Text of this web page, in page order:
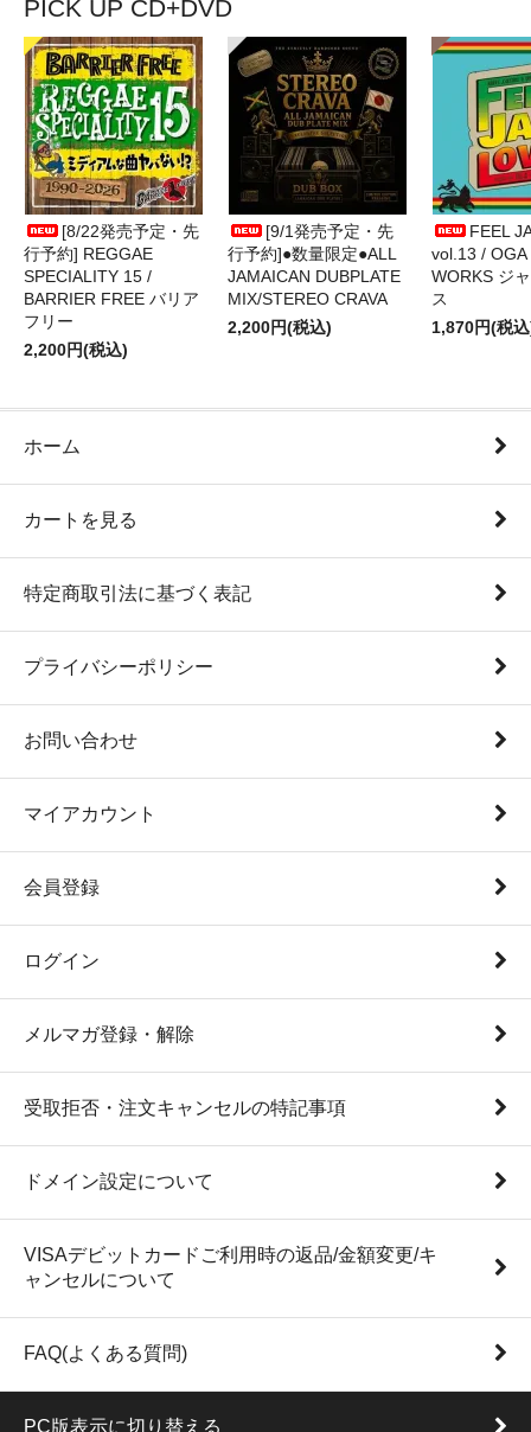
PICK UP CD+DVD
[8/22発売予定・先
行予約] REGGAE
SPECIALITY 15 /
BARRIER FREE バリア
フリー
2,200円(税込)
[9/1発売予定・先
行予約]●数量限定●ALL
JAMAICAN DUBPLATE
MIX/STEREO CRAVA
2,200円(税込)
FEEL
vol.13 / OGA
WORKS ジ
ス
1,870円(税
ホーム
カートを見る
特定商取引法に基づく表記
プライバシーポリシー
お問い合わせ
マイアカウント
会員登録
ログイン
メルマガ登録・解除
受取拒否・注文キャンセルの特記事項
ドメイン設定について
VISAデビットカードご利用時の返品/金額変更/キ
ャンセルについて
FAQ(よくある質問)
PC版表示に切り替える